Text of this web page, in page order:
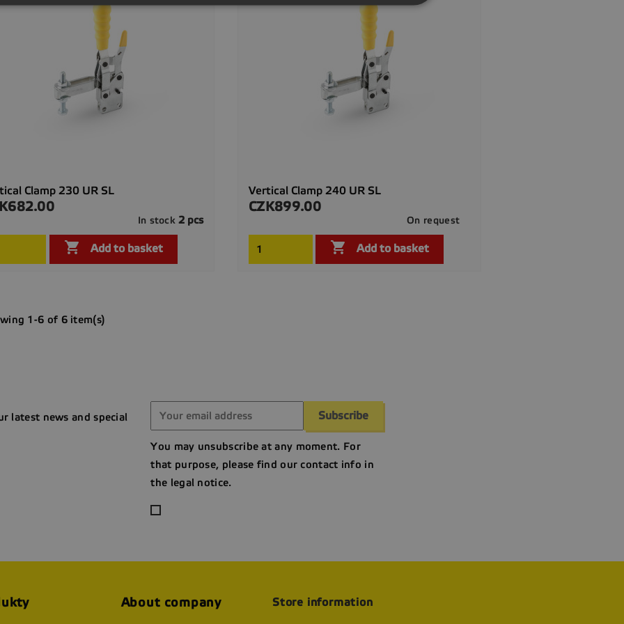
Clamp 230 UR SL
In stock 2 pcs
 Add to basket
Quick view
Vertical Clamp 240 UR SL
Price
CZK899.00
On request
 Add to basket
Quick view
1-6 of 6 item(s)
latest news and special
You may unsubscribe at any moment. For
that purpose, please find our contact info in
the legal notice.
About company Store information